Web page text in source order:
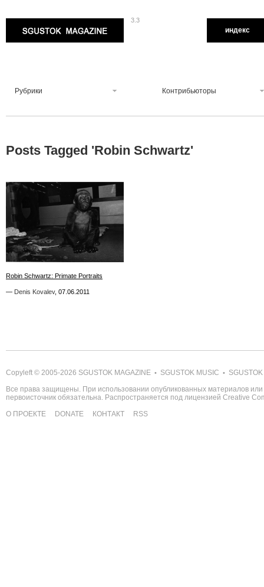
3.3
индекс
Рубрики Контрибьюторы
Posts Tagged 'Robin Schwartz'
Robin Schwartz: Primate Portraits
— Denis Kovalev, 07.06.2011
Robin Schwartz: Primate Portraits
— Denis Kovalev, 07.06.2011
Copyleft © 2005-2026 SGUSTOK MAGAZINE • SGUSTOK MUSIC •
Все права защищены. При использовании опубликованных материалов
первоисточник обязательна. Распространяется под лицензией Creative
О ПРОЕКТЕ
DONATE КОНТАКТ RSS